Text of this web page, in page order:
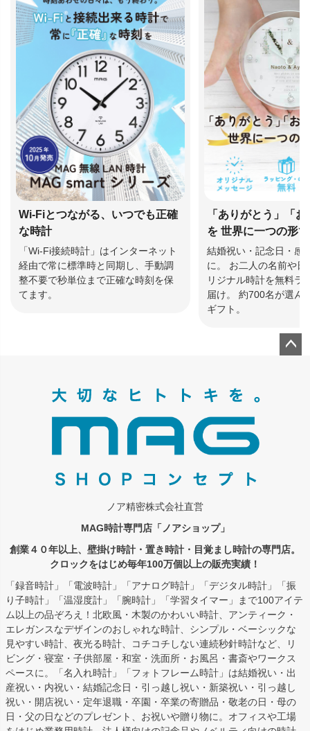
Wi-Fiとつながる、いつでも正確
な時計
「Wi-Fi接続時計」はインターネット
経由で常に標準時と同期し、手動調
整不要で秒単位まで正確な時刻を保
てます。
「ありがとう」「
を 世界に一つの形
結婚祝い・記念日・感
に。 お二人の名前や日
リジナル時計を無料ラ
届け。 約700名が選ん
ギフト。
ノア精密株式会社直営
MAG時計専門店「ノアショップ」
創業４０年以上、壁掛け時計・置き時計・目覚まし時計の専門店。
クロックをはじめ毎年100万個以上の販売実績！
「録音時計」「電波時計」「アナログ時計」「デジタル時計」「振
り子時計」「温湿度計」「腕時計」「学習タイマー」まで100アイテ
ム以上の品ぞろえ！北欧風・木製のかわいい時計、アンティーク・
エレガンスなデザインのおしゃれな時計、シンプル・ベーシックな
見やすい時計、夜光る時計、コチコチしない連続秒針時計など、リ
ビング・寝室・子供部屋・和室・洗面所・お風呂・書斎やワークス
ペースに。「名入れ時計」「フォトフレーム時計」は結婚祝い・出
産祝い・内祝い・結婚記念日・引っ越し祝い・新築祝い・引っ越し
祝い・開店祝い・定年退職・卒園・卒業の寄贈品・敬老の日・母の
日・父の日などのプレゼント、お祝いや贈り物に。オフィスや工場